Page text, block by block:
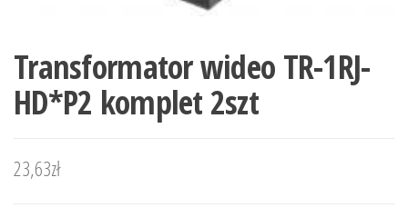
Transformator wideo TR-1RJ-
HD*P2 komplet 2szt
23,63zł